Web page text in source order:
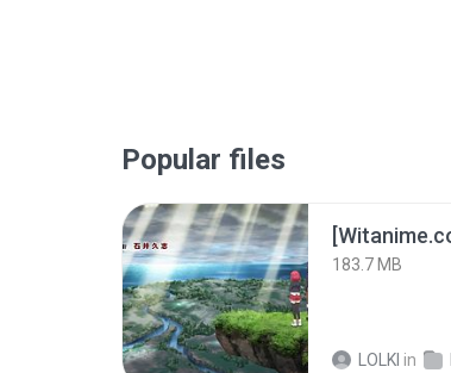
Popular files
183.7 MB
LOLKI in